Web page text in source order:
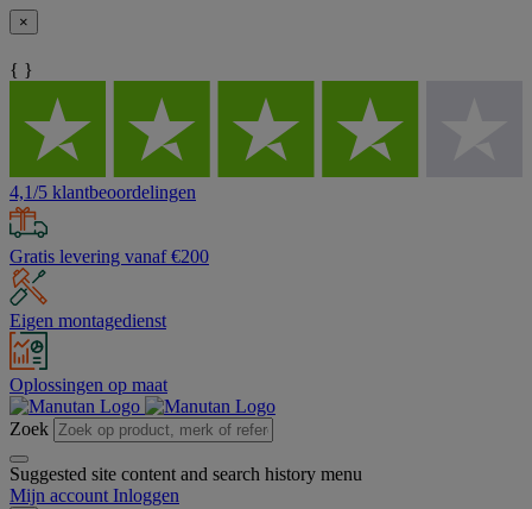
×
{ }
4,1/5 klantbeoordelingen
Gratis levering vanaf €200
Eigen montagedienst
Oplossingen op maat
Zoek
Suggested site content and search history menu
Mijn account Inloggen